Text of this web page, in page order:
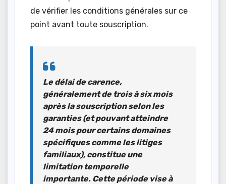
de vérifier les conditions générales sur ce
point avant toute souscription.
Le délai de carence,
généralement de trois à six mois
après la souscription selon les
garanties (et pouvant atteindre
24 mois pour certains domaines
spécifiques comme les litiges
familiaux), constitue une
limitation temporelle
importante. Cette période vise à